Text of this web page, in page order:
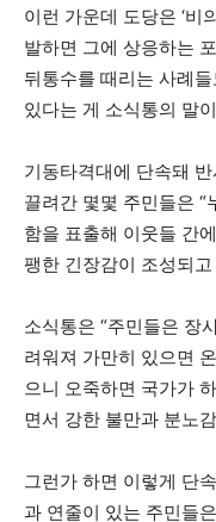
이런 가운데 도당은 ‘비
발하면 그에 상응하는
뒤통수를 때리는 사례
있다는 게 소식통의 말
기동타격대에 단속돼
끌려간 몇몇 주민들은 “
함을 표출해 이웃들 간
팽한 긴장감이 조성되
소식통은 “주민들은 장
려워져 가만히 있으면
으니 오죽하면 국가가
면서 강한 불만과 분노
그런가 하면 이렇게 단
과 연줄이 있는 주민들